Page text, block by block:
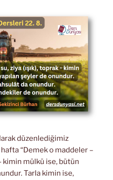
düzenlediğimiz
“Demek o maddeler –
kimin mülkü ise, bütün
Tarla kimin ise,